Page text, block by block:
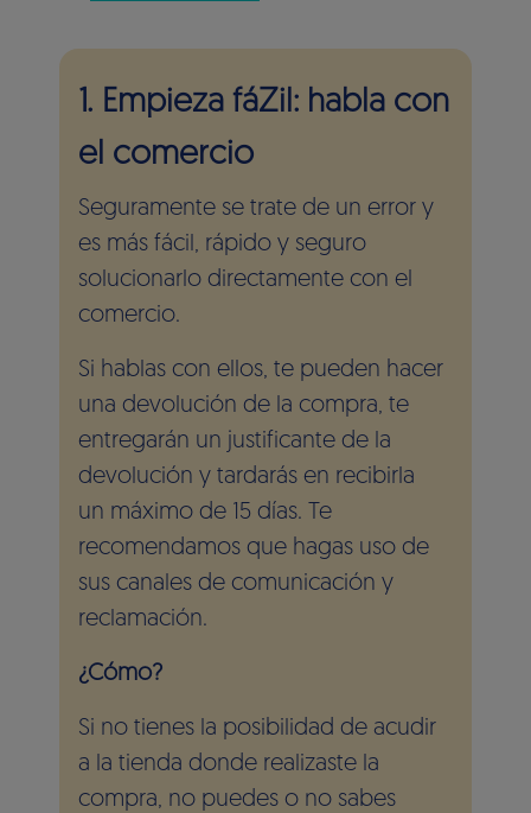
1. Empieza fáZil: habla con
el comercio
Seguramente se trate de un error y
es más fácil, rápido y seguro
solucionarlo directamente con el
comercio.
Si hablas con ellos, te pueden hacer
una devolución de la compra, te
entregarán un justificante de la
devolución y tardarás en recibirla
un máximo de 15 días. Te
recomendamos que hagas uso de
sus canales de comunicación y
reclamación.
¿Cómo?
Si no tienes la posibilidad de acudir
a la tienda donde realizaste la
compra, no puedes o no sabes